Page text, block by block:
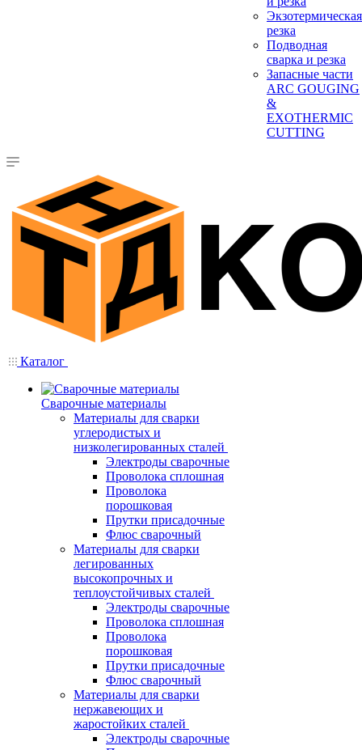
Экзотермическая
резка
Подводная
сварка и резка
Запасные части
ARC GOUGING
&
EXOTHERMIC
CUTTING
Каталог
Сварочные материалы
Материалы для сварки
углеродистых и
низколегированных сталей
Электроды сварочные
Проволока сплошная
Проволока
порошковая
Прутки присадочные
Флюс сварочный
Материалы для сварки
легированных
высокопрочных и
теплоустойчивых сталей
Электроды сварочные
Проволока сплошная
Проволока
порошковая
Прутки присадочные
Флюс сварочный
Материалы для сварки
нержавеющих и
жаростойких сталей
Электроды сварочные